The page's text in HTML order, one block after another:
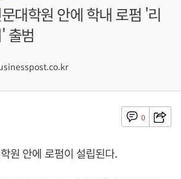
대학원 안에 학내 로펌 '리
출범
0
원 안에 로펌이 설립된다.